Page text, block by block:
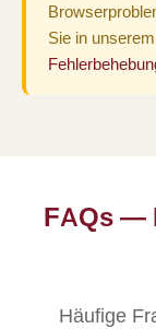
Sie in unserem
FAQs —
Häufige